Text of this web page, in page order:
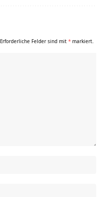
Erforderliche Felder sind mit * markiert.